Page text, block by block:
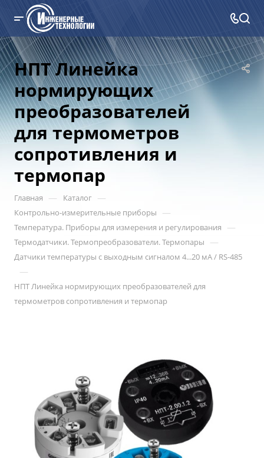
НПТ Линейка
нормирующих
преобразователей
для термометров
сопротивления и
термопар
Главная — Каталог —
Контрольно-измерительные приборы —
Температура. Приборы для измерения и регулирования —
Термодатчики. Термопреобразователи. Термопары —
Датчики температуры с выходным сигналом 4...20 мА / RS-485
—
НПТ Линейка нормирующих преобразователей для
термометров сопротивления и термопар